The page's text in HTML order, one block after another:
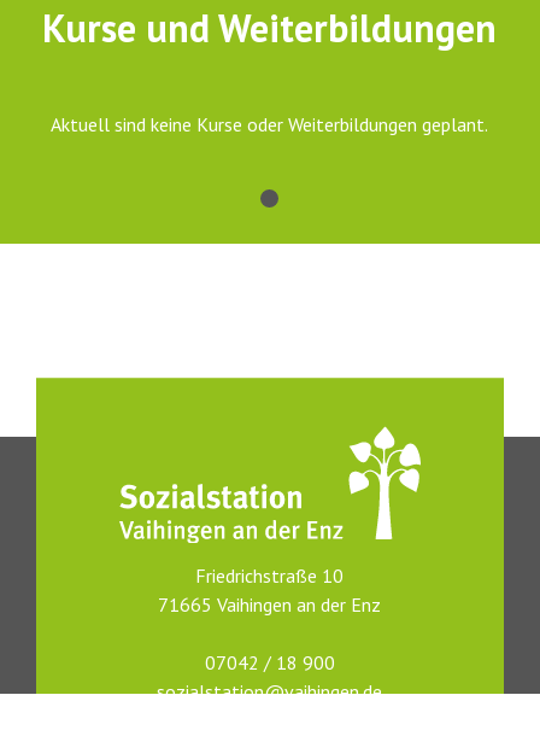
Kurse und Weiterbildungen
Aktuell sind keine Kurse oder Weiterbildungen geplant.
Friedrichstraße 10
71665 Vaihingen an der Enz
07042 / 18 900
sozialstation@vaihingen.de